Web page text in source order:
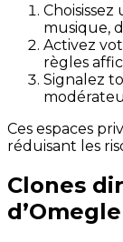
musique,
Activez
règles
Signalez
Ces espaces
réduisant les
Clones
d’Omegle